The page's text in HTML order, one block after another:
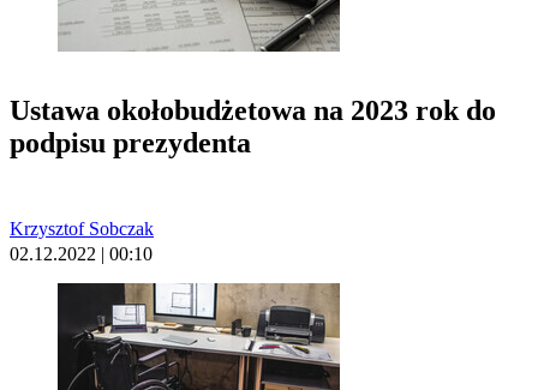
Ustawa okołobudżetowa na 2023 rok do
podpisu prezydenta
Krzysztof Sobczak
02.12.2022 | 00:10